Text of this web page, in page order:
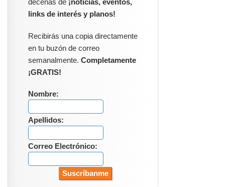
decenas de ¡noticias, eventos,
links de interés y planos!
Recibirás una copia directamente
en tu buzón de correo
semanalmente. Completamente
¡GRATIS!
Nombre:
Apellidos:
Correo Electrónico: